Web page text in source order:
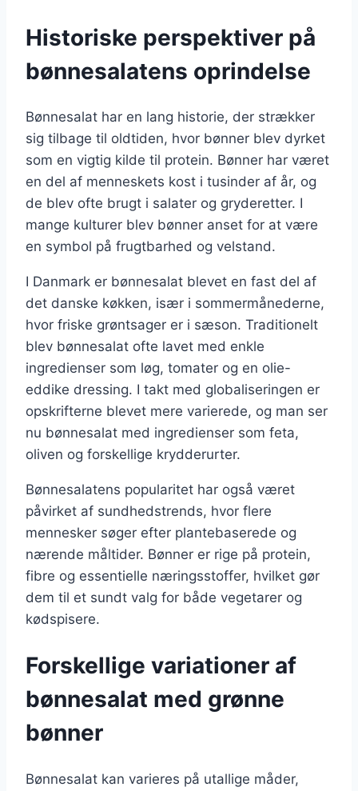
Historiske perspektiver på
bønnesalatens oprindelse
Bønnesalat har en lang historie, der strækker
sig tilbage til oldtiden, hvor bønner blev dyrket
som en vigtig kilde til protein. Bønner har været
en del af menneskets kost i tusinder af år, og
de blev ofte brugt i salater og gryderetter. I
mange kulturer blev bønner anset for at være
en symbol på frugtbarhed og velstand.
I Danmark er bønnesalat blevet en fast del af
det danske køkken, især i sommermånederne,
hvor friske grøntsager er i sæson. Traditionelt
blev bønnesalat ofte lavet med enkle
ingredienser som løg, tomater og en olie-
eddike dressing. I takt med globaliseringen er
opskrifterne blevet mere varierede, og man ser
nu bønnesalat med ingredienser som feta,
oliven og forskellige krydderurter.
Bønnesalatens popularitet har også været
påvirket af sundhedstrends, hvor flere
mennesker søger efter plantebaserede og
nærende måltider. Bønner er rige på protein,
fibre og essentielle næringsstoffer, hvilket gør
dem til et sundt valg for både vegetarer og
kødspisere.
Forskellige variationer af
bønnesalat med grønne
bønner
Bønnesalat kan varieres på utallige måder,